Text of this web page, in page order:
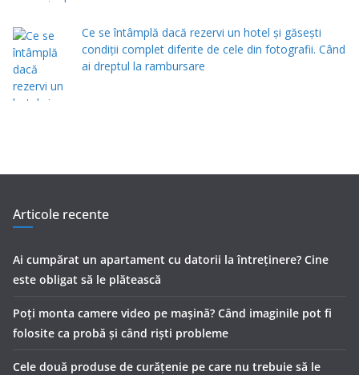
Ce se întâmplă dacă rezervi un hotel și găsești
condiții complet diferite de cele din fotografii. Când
ai dreptul la rambursare
Articole recente
Ai cumpărat un apartament cu datorii la întreținere? Cine
este obligat să le plătească
Poți monta camere video pe mașină? Când imaginile pot fi
folosite ca probă și când riști probleme
Cele două produse de curăţenie pe care nu trebuie să le